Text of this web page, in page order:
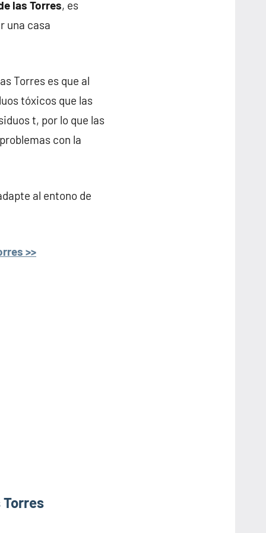
las Torres, es
una casa
Torres es que al
tóxicos que las
t, por lo que las
con la
al entono de
>>